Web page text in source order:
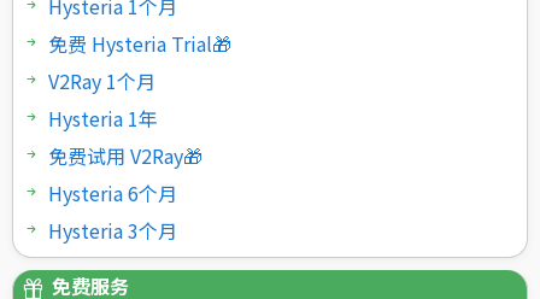
Hysteria 1个月
免费 Hysteria Trial🎁
V2Ray 1个月
Hysteria 1年
免费试用 V2Ray🎁
Hysteria 6个月
Hysteria 3个月
免费服务